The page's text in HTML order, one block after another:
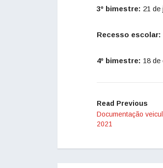
3º bimestre: 21 de
Recesso escolar:
4º bimestre: 18 de
Read Previous
Documentação
2021